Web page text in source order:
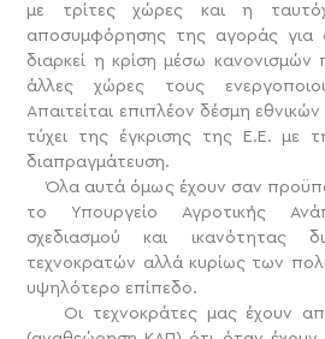
με τρίτες χώρες και η
αποσυμφόρησης της αγοράς για
διαρκεί η κρίση μέσω
άλλες χώρες τους
Απαιτείται επιπλέον δέσμη
τύχει της έγκρισης της Ε.Ε. με
διαπραγμάτευση.
Όλα αυτά όμως έχουν σαν
το Υπουργείο Αγροτικής
σχεδιασμού και ικανότητας
τεχνοκρατών αλλά κυρίως των
υψηλότερο επίπεδο.
Οι τεχνοκράτες μας έχουν